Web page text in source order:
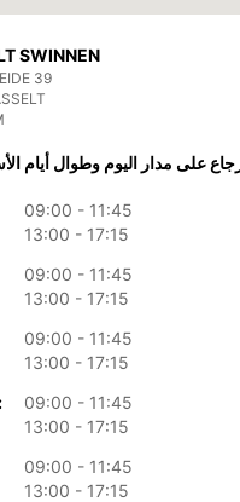
SWINNEN
39
على مدار اليوم وطوال أيام
09:00 - 11:45
13:00 - 17:15
09:00 - 11:45
13:00 - 17:15
09:00 - 11:45
13:00 - 17:15
الخميس:
09:00 - 11:45
13:00 - 17:15
09:00 - 11:45
13:00 - 17:15